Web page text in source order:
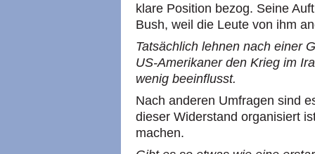
klare Position bezog. Seine
Bush, weil die Leute von ihm
Tatsächlich lehnen nach einer
US-Amerikaner den Krieg im
wenig beeinflusst.
Nach anderen Umfragen sind
dieser Widerstand organisiert
machen.